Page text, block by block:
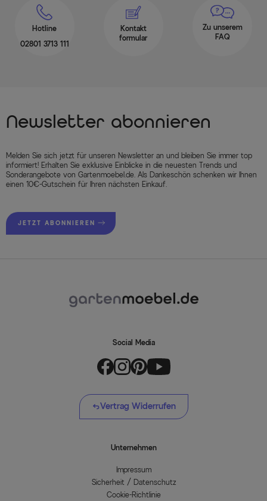
Hotline
02801 3713 111
Kontakt
formular
Zu unserem
FAQ
Newsletter abonnieren
Melden Sie sich jetzt für unseren Newsletter an und bleiben Sie immer top
informiert! Erhalten Sie exklusive Einblicke in die neuesten Trends und
Sonderangebote von Gartenmoebel.de. Als Dankeschön schenken wir Ihnen
einen 10€-Gutschein für Ihren nächsten Einkauf.
JETZT ABONNIEREN
Social Media
Vertrag Widerrufen
Unternehmen
Impressum
Sicherheit / Datenschutz
Cookie-Richtlinie